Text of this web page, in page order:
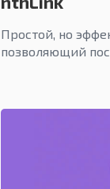
Простой, но
позволяющий